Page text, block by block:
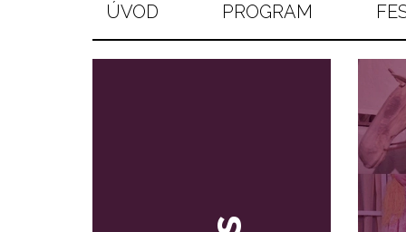
ÚVOD PROGRAM